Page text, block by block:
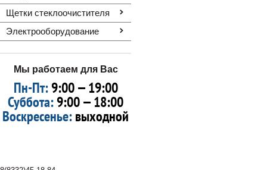
Щетки стеклоочистителя
Электрооборудование
Мы работаем для Вас
Пн-Пт:9:00 — 19:00
Суббота:9:00 — 18:00
Воскресенье:выходной